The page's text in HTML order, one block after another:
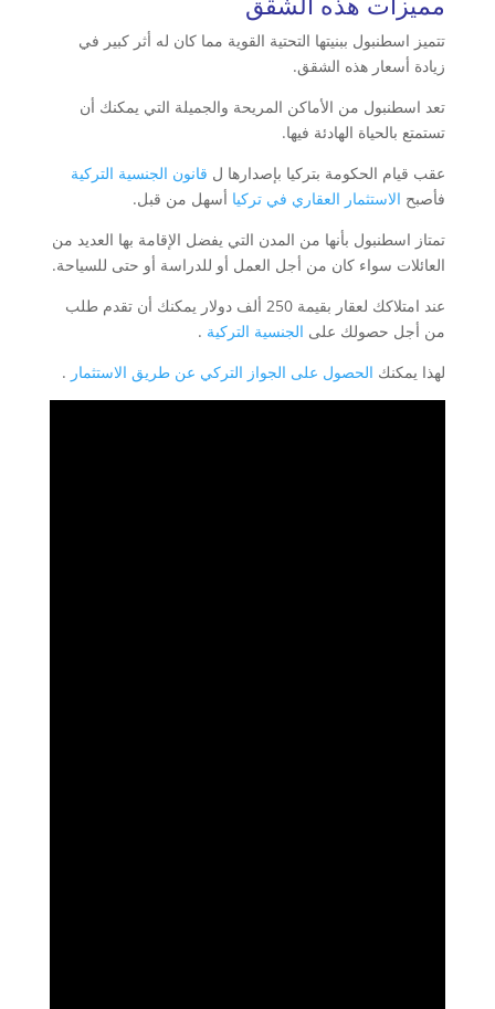
تتميز اسطنبول ببنيتها التحتية القوية مما كان له أثر كبير في
زيادة أسعار هذه الشقق.
تعد اسطنبول من الأماكن المريحة والجميلة التي يمكنك أن
تستمتع بالحياة الهادئة فيها.
عقب قيام الحكومة بتركيا بإصدارها ل قانون الجنسية التركية
فأصبح الاستثمار العقاري في تركيا أسهل من قبل.
تمتاز اسطنبول بأنها من المدن التي يفضل الإقامة بها العديد من
العائلات سواء كان من أجل العمل أو للدراسة أو حتى للسياحة.
عند امتلاكك لعقار بقيمة 250 ألف دولار يمكنك أن تقدم طلب
من أجل حصولك على الجنسية التركية .
لهذا يمكنك الحصول على الجواز التركي عن طريق الاستثمار .